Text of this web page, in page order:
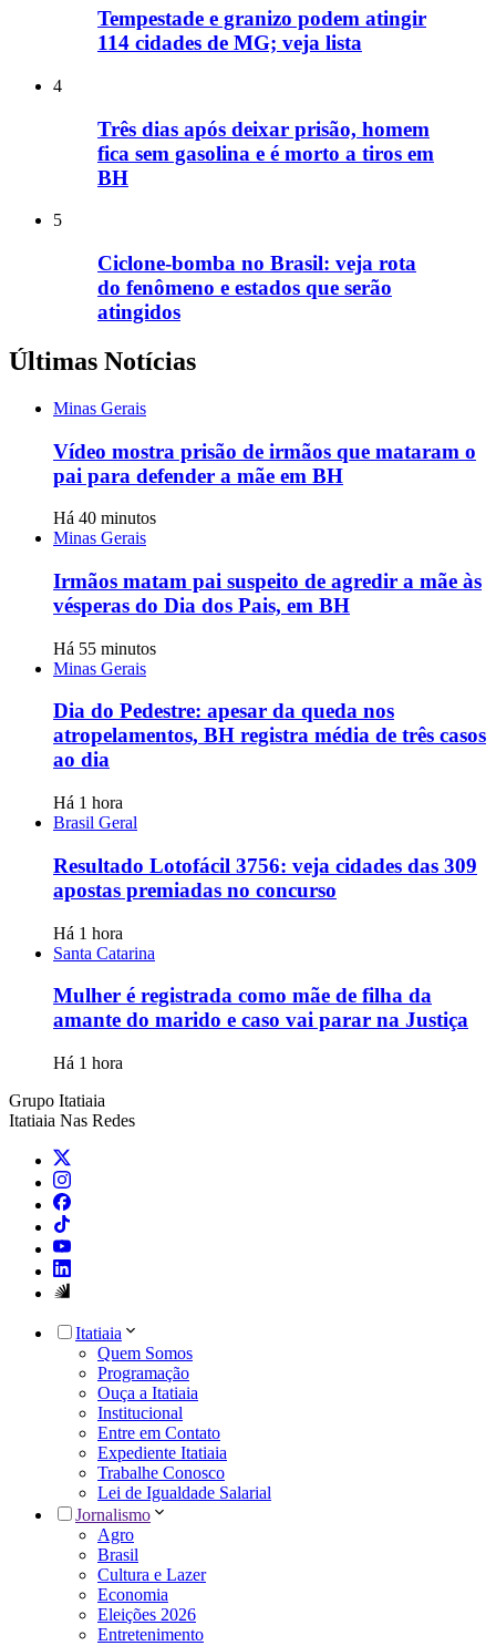
Tempestade e granizo podem atingir
114 cidades de MG; veja lista
4
Três dias após deixar prisão, homem
fica sem gasolina e é morto a tiros em
BH
5
Ciclone-bomba no Brasil: veja rota
do fenômeno e estados que serão
atingidos
Últimas Notícias
Minas Gerais
Vídeo mostra prisão de irmãos que mataram o
pai para defender a mãe em BH
Há 40 minutos
Minas Gerais
Irmãos matam pai suspeito de agredir a mãe às
vésperas do Dia dos Pais, em BH
Há 55 minutos
Minas Gerais
Dia do Pedestre: apesar da queda nos
atropelamentos, BH registra média de três casos
ao dia
Há 1 hora
Brasil Geral
Resultado Lotofácil 3756: veja cidades das 309
apostas premiadas no concurso
Há 1 hora
Santa Catarina
Mulher é registrada como mãe de filha da
amante do marido e caso vai parar na Justiça
Há 1 hora
Grupo Itatiaia
Itatiaia Nas Redes
Itatiaia
Quem Somos
Programação
Ouça a Itatiaia
Institucional
Entre em Contato
Expediente Itatiaia
Trabalhe Conosco
Lei de Igualdade Salarial
Jornalismo
Agro
Brasil
Cultura e Lazer
Economia
Eleições 2026
Entretenimento